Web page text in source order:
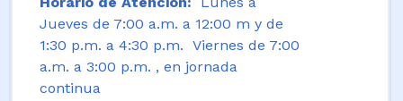
Jueves de 7:00 a.m. a 12:00 m y de
1:30 p.m. a 4:30 p.m. Viernes de 7:00
a.m. a 3:00 p.m. , en jornada
continua